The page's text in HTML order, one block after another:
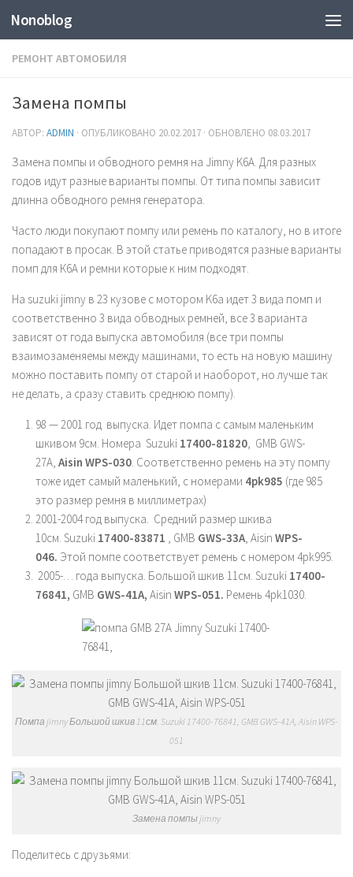
Nonoblog
РЕМОНТ АВТОМОБИЛЯ
Замена помпы
АВТОР: ADMIN · ОПУБЛИКОВАНО 20.02.2017 · ОБНОВЛЕНО 08.03.2017
Замена помпы и обводного ремня на Jimny K6A. Для разных
годов идут разные варианты помпы. От типа помпы зависит
длинна обводного ремня генератора.
Часто люди покупают помпу или ремень по каталогу, но в итоге
попадают в просак. В этой статье приводятся разные варианты
помп для К6А и ремни которые к ним подходят.
На suzuki jimny в 23 кузове с мотором K6a идет 3 вида помп и
соответственно 3 вида обводных ремней, все 3 варианта
зависят от года выпуска автомобиля (все три помпы
взаимозаменяемы между машинами, то есть на новую машину
можно поставить помпу от старой и наоборот, но лучше так
не делать, а сразу ставить среднюю помпу).
98 — 2001 год выпуска. Идет помпа с самым маленьким
шкивом 9см. Номера Suzuki 17400-81820, GMB GWS-
27A, Aisin WPS-030. Соответственно ремень на эту помпу
тоже идет самый маленький, с номерами 4pk985 (где 985
это размер ремня в миллиметрах)
2001-2004 год выпуска. Средний размер шкива
10см. Suzuki 17400-83871 , GMB GWS-33A, Aisin WPS-
046. Этой помпе соответствует ремень с номером 4pk995.
2005-… года выпуска. Большой шкив 11см. Suzuki 17400-
76841, GMB GWS-41A, Aisin WPS-051. Ремень 4pk1030.
Помпа jimny Большой шкив 11см. Suzuki 17400-76841, GMB GWS-41A, Aisin WPS-
051
Замена помпы jimny
Поделитесь с друзьями: